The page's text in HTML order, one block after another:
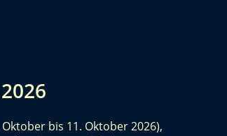
bis 11. Oktober 2026),